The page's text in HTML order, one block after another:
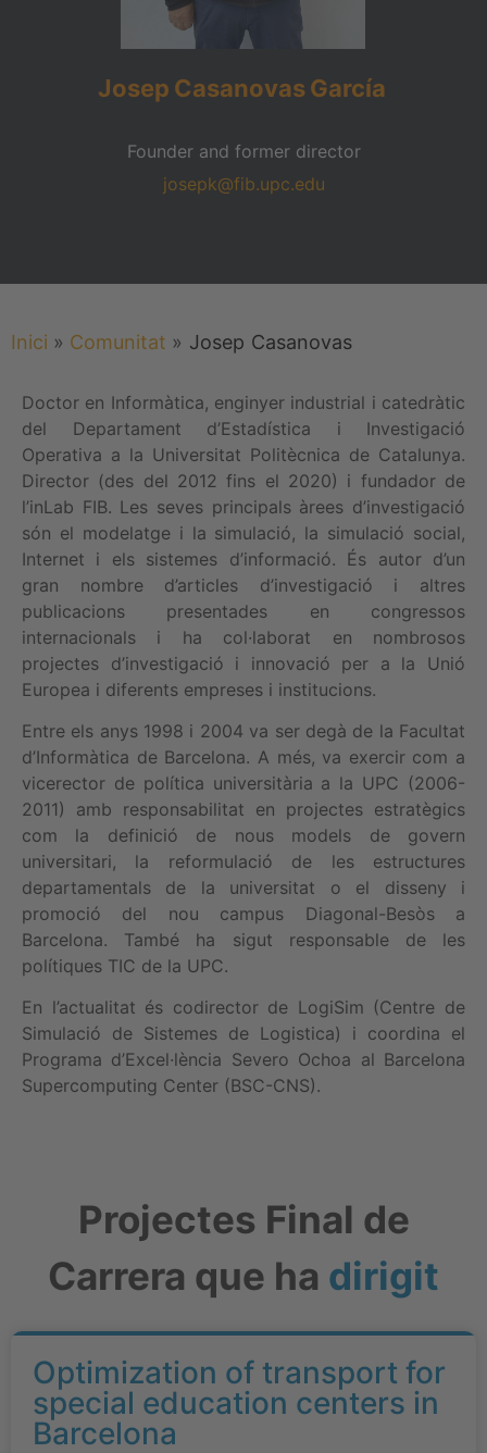
Josep Casanovas García
Founder and former director
josepk@fib.upc.edu
Inici » Comunitat » Josep Casanovas
Doctor en Informàtica, enginyer industrial i catedràtic
del Departament d’Estadística i Investigació
Operativa a la Universitat Politècnica de Catalunya.
Director (des del 2012 fins el 2020) i fundador de
l’inLab FIB. Les seves principals àrees d’investigació
són el modelatge i la simulació, la simulació social,
Internet i els sistemes d’informació. És autor d’un
gran nombre d’articles d’investigació i altres
publicacions presentades en congressos
internacionals i ha col·laborat en nombrosos
projectes d’investigació i innovació per a la Unió
Europea i diferents empreses i institucions.
Entre els anys 1998 i 2004 va ser degà de la Facultat
d’Informàtica de Barcelona. A més, va exercir com a
vicerector de política universitària a la UPC (2006-
2011) amb responsabilitat en projectes estratègics
com la definició de nous models de govern
universitari, la reformulació de les estructures
departamentals de la universitat o el disseny i
promoció del nou campus Diagonal-Besòs a
Barcelona. També ha sigut responsable de les
polítiques TIC de la UPC.
En l’actualitat és codirector de LogiSim (Centre de
Simulació de Sistemes de Logistica) i coordina el
Programa d’Excel·lència Severo Ochoa al Barcelona
Supercomputing Center (BSC-CNS).
Projectes Final de
Carrera que ha dirigit
Optimization of transport for
special education centers in
Barcelona